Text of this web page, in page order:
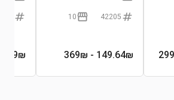
42205
10
149.64₪
- 369₪
699₪